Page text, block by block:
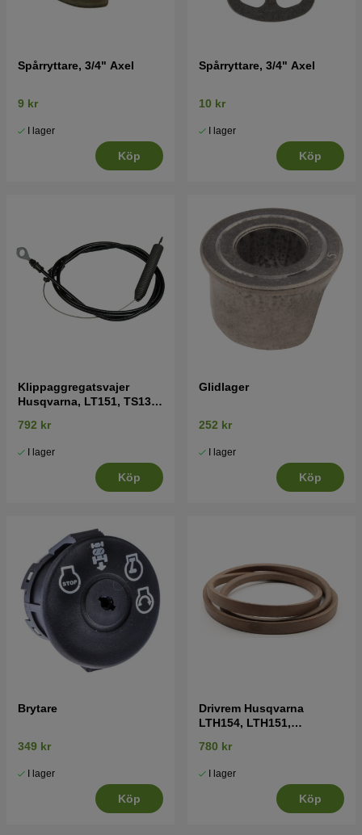
Spårryttare, 3/4" Axel
9 kr
I lager
Köp
Spårryttare, 3/4" Axel
10 kr
I lager
Köp
Klippaggregatsvajer
Husqvarna, LT151, TS138,
792 kr
I lager
Köp
Glidlager
252 kr
I lager
Köp
Brytare
349 kr
I lager
Köp
Drivrem Husqvarna
LTH154, LTH151,
LT2216A2
780 kr
I lager
Köp